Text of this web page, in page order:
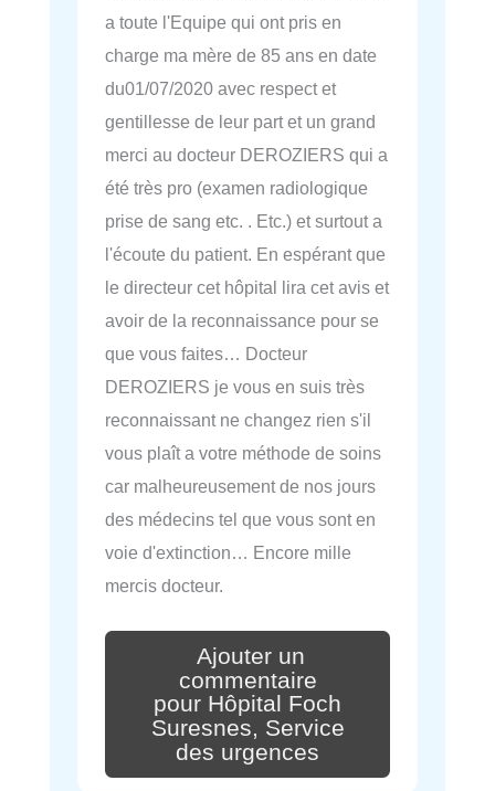
a toute l'Equipe qui ont pris en
charge ma mère de 85 ans en date
du01/07/2020 avec respect et
gentillesse de leur part et un grand
merci au docteur DEROZIERS qui a
été très pro (examen radiologique
prise de sang etc. . Etc.) et surtout a
l'écoute du patient. En espérant que
le directeur cet hôpital lira cet avis et
avoir de la reconnaissance pour se
que vous faites… Docteur
DEROZIERS je vous en suis très
reconnaissant ne changez rien s'il
vous plaît a votre méthode de soins
car malheureusement de nos jours
des médecins tel que vous sont en
voie d'extinction… Encore mille
mercis docteur.
Ajouter un
commentaire
pour Hôpital Foch
Suresnes, Service
des urgences